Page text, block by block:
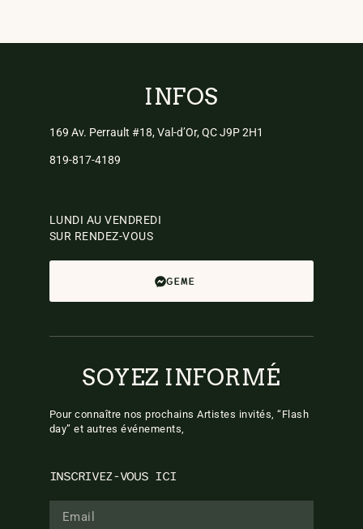
INFOS
169 Av. Perrault #18, Val-d’Or, QC J9P 2H1
819-817-4189
LUNDI AU VENDREDI
SUR RENDEZ-VOUS
GEME
SOYEZ INFORMÉ
Pour connaître nos prochains Artistes invités, “Flash
day” et autres événements,
INSCRIVEZ-VOUS ICI